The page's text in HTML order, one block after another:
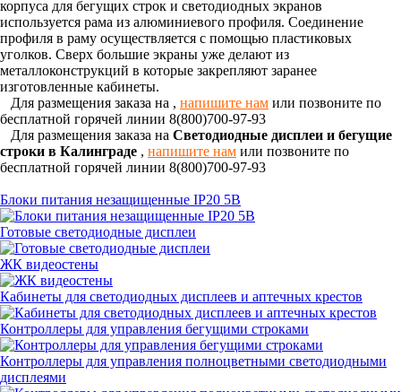
корпуса для бегущих строк и светодиодных экранов
используется рама из алюминиевого профиля. Соединение
профиля в раму осуществляется с помощью пластиковых
уголков. Сверх большие экраны уже делают из
металлоконструкций в которые закрепляют заранее
изготовленные кабинеты.
Для размещения заказа на , напишите нам или позвоните по
бесплатной горячей линии 8(800)700-97-93
Для размещения заказа на Светодиодные дисплеи и бегущие
строки в Калинграде , напишите нам или позвоните по
бесплатной горячей линии 8(800)700-97-93
Блоки питания незащищенные IP20 5В
Готовые светодиодные дисплеи
ЖК видеостены
Кабинеты для светодиодных дисплеев и аптечных крестов
Контроллеры для управления бегущими строками
Контроллеры для управления полноцветными светодиодными
дисплеями